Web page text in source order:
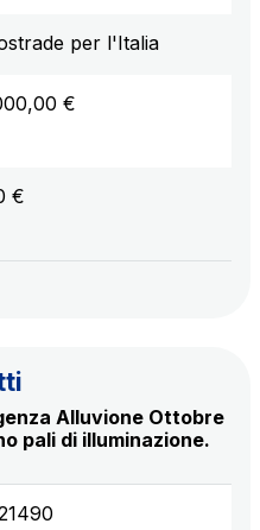
gestione immobili
superfici a verde
d’Aosta S.p.A.
per l'Italia
€
€
Alluvione Ottobre
pali di illuminazione.